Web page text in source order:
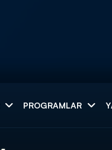
PROGRAMLAR